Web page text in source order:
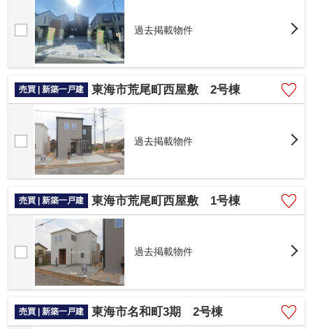
過去掲載物件
売買 | 新築一戸建 東海市荒尾町西屋敷 2号棟
過去掲載物件
売買 | 新築一戸建 東海市荒尾町西屋敷 1号棟
過去掲載物件
売買 | 新築一戸建 東海市名和町3期 2号棟